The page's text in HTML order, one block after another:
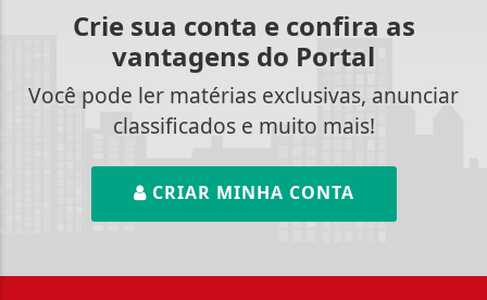
Crie sua conta e confira as
vantagens do Portal
Você pode ler matérias exclusivas, anunciar
classificados e muito mais!
CRIAR MINHA CONTA